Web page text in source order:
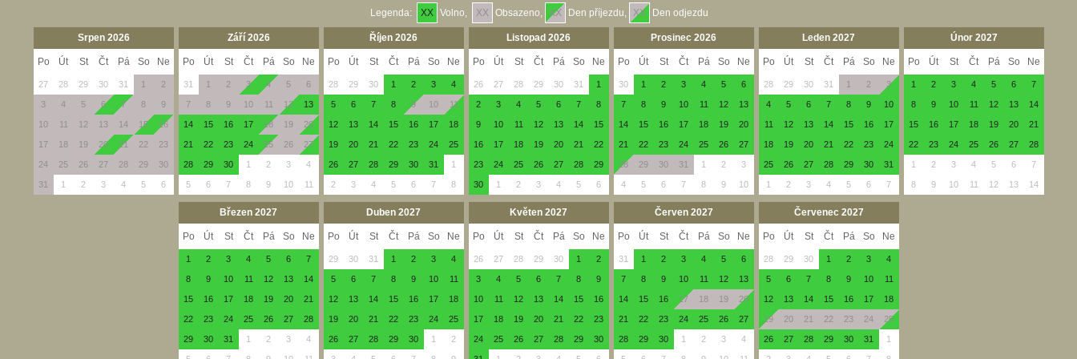
Legenda: XX Volno, XX Obsazeno, XX Den příjezdu, XX Den odjezdu
Srpen 2026
Po Út St Čt Pá So Ne
27 28 29 30 31 1 2
3 4 5 6 7 8 9
10 11 12 13 14 15 16
17 18 19 20 21 22 23
24 25 26 27 28 29 30
31 1 2 3 4 5 6
Září 2026
Po Út St Čt Pá So Ne
31 1 2 3 4 5 6
7 8 9 10 11 12 13
14 15 16 17 18 19 20
21 22 23 24 25 26 27
28 29 30 1 2 3 4
5 6 7 8 9 10 11
Říjen 2026
Po Út St Čt Pá So Ne
28 29 30 1 2 3 4
5 6 7 8 9 10 11
12 13 14 15 16 17 18
19 20 21 22 23 24 25
26 27 28 29 30 31 1
2 3 4 5 6 7 8
Listopad 2026
Po Út St Čt Pá So Ne
26 27 28 29 30 31 1
2 3 4 5 6 7 8
9 10 11 12 13 14 15
16 17 18 19 20 21 22
23 24 25 26 27 28 29
30 1 2 3 4 5 6
Prosinec 2026
Po Út St Čt Pá So Ne
30 1 2 3 4 5 6
7 8 9 10 11 12 13
14 15 16 17 18 19 20
21 22 23 24 25 26 27
28 29 30 31 1 2 3
4 5 6 7 8 9 10
Leden 2027
Po Út St Čt Pá So Ne
28 29 30 31 1 2 3
4 5 6 7 8 9 10
11 12 13 14 15 16 17
18 19 20 21 22 23 24
25 26 27 28 29 30 31
1 2 3 4 5 6 7
Únor 2027
Po Út St Čt Pá So Ne
1 2 3 4 5 6 7
8 9 10 11 12 13 14
15 16 17 18 19 20 21
22 23 24 25 26 27 28
1 2 3 4 5 6 7
8 9 10 11 12 13 14
Březen 2027
Po Út St Čt Pá So Ne
1 2 3 4 5 6 7
8 9 10 11 12 13 14
15 16 17 18 19 20 21
22 23 24 25 26 27 28
29 30 31 1 2 3 4
Duben 2027
Po Út St Čt Pá So Ne
29 30 31 1 2 3 4
5 6 7 8 9 10 11
12 13 14 15 16 17 18
19 20 21 22 23 24 25
26 27 28 29 30 1 2
Květen 2027
Po Út St Čt Pá So Ne
26 27 28 29 30 1 2
3 4 5 6 7 8 9
10 11 12 13 14 15 16
17 18 19 20 21 22 23
24 25 26 27 28 29 30
Červen 2027
Po Út St Čt Pá So Ne
31 1 2 3 4 5 6
7 8 9 10 11 12 13
14 15 16 17 18 19 20
21 22 23 24 25 26 27
28 29 30 1 2 3 4
Červenec 2027
Po Út St Čt Pá So Ne
28 29 30 1 2 3 4
5 6 7 8 9 10 11
12 13 14 15 16 17 18
19 20 21 22 23 24 25
26 27 28 29 30 31 1